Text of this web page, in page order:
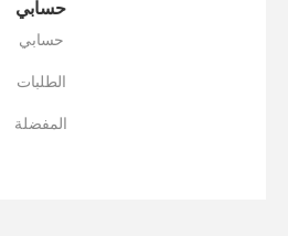
حسابي
حسابي
الطلبات
المفضلة